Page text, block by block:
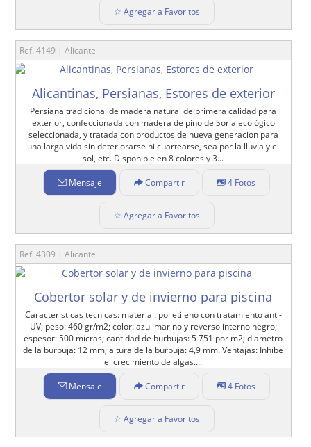
☆ Agregar a Favoritos
Ref. 4149 | Alicante
Alicantinas, Persianas, Estores de exterior
Persiana tradicional de madera natural de primera calidad para
exterior, confeccionada con madera de pino de Soria ecológico
seleccionada, y tratada con productos de nueva generacion para
una larga vida sin deteriorarse ni cuartearse, sea por la lluvia y el
sol, etc. Disponible en 8 colores y 3...
Mensaje Compartir 4 Fotos
☆ Agregar a Favoritos
Ref. 4309 | Alicante
Cobertor solar y de invierno para piscina
Caracteristicas tecnicas: material: polietileno con tratamiento anti-
UV; peso: 460 gr/m2; color: azul marino y reverso interno negro;
espesor: 500 micras; cantidad de burbujas: 5 751 por m2; diametro
de la burbuja: 12 mm; altura de la burbuja: 4,9 mm. Ventajas: Inhibe
el crecimiento de algas....
Mensaje Compartir 4 Fotos
☆ Agregar a Favoritos